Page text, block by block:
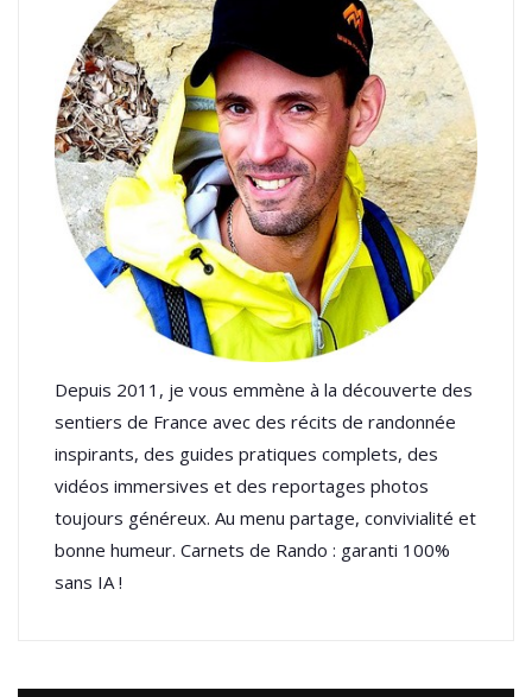
Depuis 2011, je vous emmène à la découverte des
sentiers de France avec des récits de randonnée
inspirants, des guides pratiques complets, des
vidéos immersives et des reportages photos
toujours généreux. Au menu partage, convivialité et
bonne humeur. Carnets de Rando : garanti 100%
sans IA !